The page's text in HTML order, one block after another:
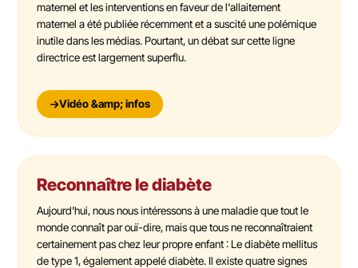
maternel et les interventions en faveur de l'allaitement
maternel a été publiée récemment et a suscité une polémique
inutile dans les médias. Pourtant, un débat sur cette ligne
directrice est largement superflu.
Vidéo &amp; infos
Reconnaître le diabète
Aujourd'hui, nous nous intéressons à une maladie que tout le
monde connaît par ouï-dire, mais que tous ne reconnaîtraient
certainement pas chez leur propre enfant : Le diabète mellitus
de type 1, également appelé diabète. Il existe quatre signes